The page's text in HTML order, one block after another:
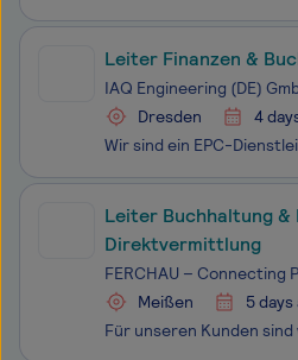
Leiter Finanzen &
IAQ Engineering (DE)
Dresden
4
Leiter Buchhaltung
Direktvermittlung
FERCHAU – Connecting
Meißen
5 days